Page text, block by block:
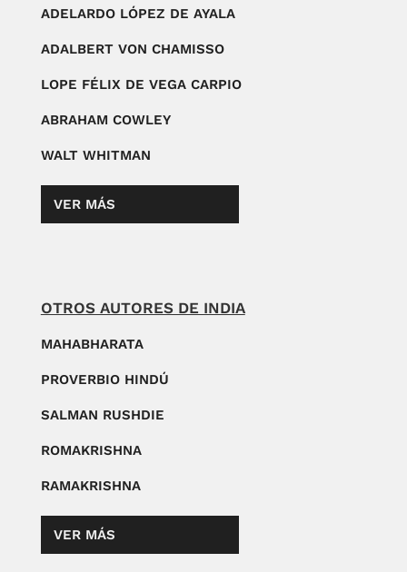
ADELARDO LÓPEZ DE AYALA
ADALBERT VON CHAMISSO
LOPE FÉLIX DE VEGA CARPIO
ABRAHAM COWLEY
WALT WHITMAN
VER MÁS
OTROS AUTORES DE INDIA
MAHABHARATA
PROVERBIO HINDÚ
SALMAN RUSHDIE
ROMAKRISHNA
RAMAKRISHNA
VER MÁS